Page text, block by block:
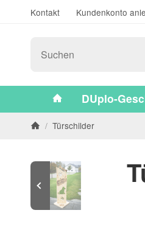
Kontakt Kundenkonto
DUplo-
/ Türschilder